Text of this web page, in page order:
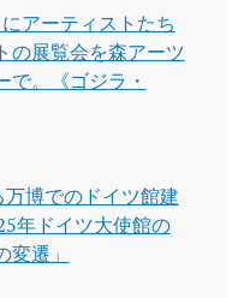
アーティストたち
の展覧会を森アーツ
で。《ゴジラ・
博でのドイツ館建
年ドイツ大使館の
遷」